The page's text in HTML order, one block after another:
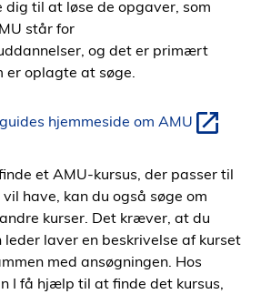
dig til at løse de opgaver, som
står for
og det er primært
er oplagte at søge.
hjemmeside om AMU
et AMU-kursus, der passer til
have, kan du også søge om
kurser. Det kræver, at du
leder laver en beskrivelse af kurset
med ansøgningen. Hos
I få hjælp til at finde det kursus,